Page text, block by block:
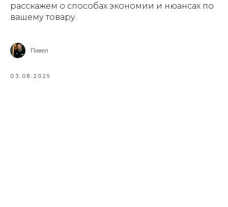
расскажем о способах экономии и нюансах по
вашему товару.
Павел
03.08.2025